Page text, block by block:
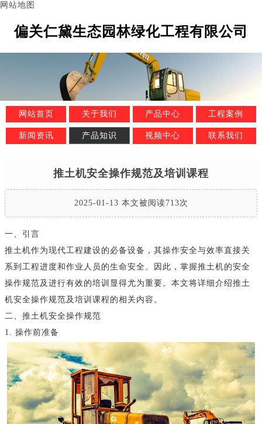
网站地图
偏关仁黛生态园林绿化工程有限公司
网站首页 关于我们 产品中心 工程案例
新闻资讯 产品知识 视频中心 联系我们
推土机安全操作规范及培训课程
2025-01-13 本文被阅读713次
一、引言
推土机作为现代工程建设的必备设备，其操作安全与效率直接关
系到工程进度和作业人员的生命安全。因此，掌握推土机的安全
操作规范及进行有效的培训显得尤为重要。本文将详细介绍推土
机安全操作规范及培训课程的相关内容。
二、推土机安全操作规范
1. 操作前准备